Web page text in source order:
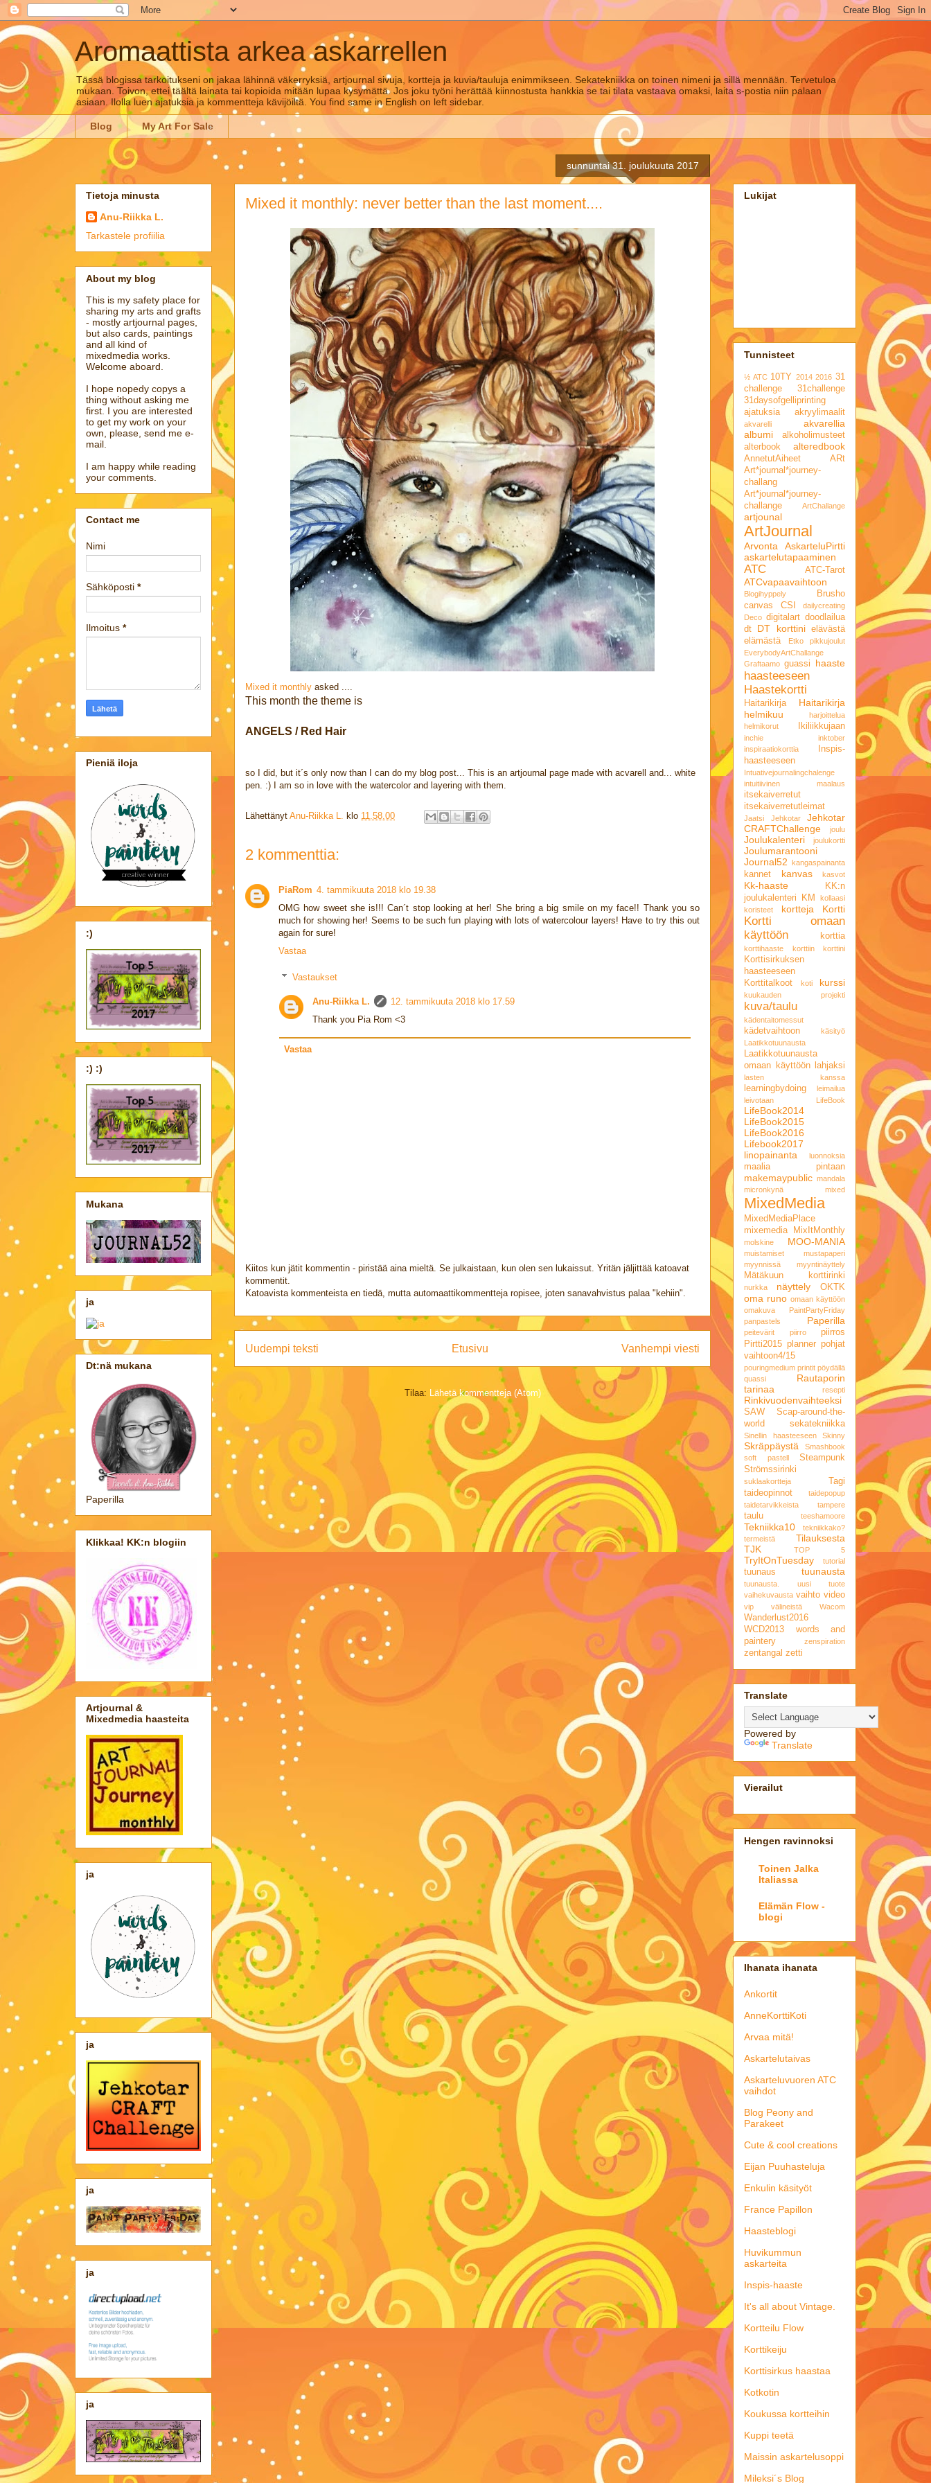
Aromaattista arkea askarrellen
Tässä blogissa tarkoitukseni on jakaa lähinnä väkerryksiä, artjournal sivuja, kortteja ja kuvia/tauluja enimmikseen. Sekatekniikka on toinen nimeni ja sillä mennään. Tervetuloa
mukaan. Toivon, ettei täältä lainata tai kopioida mitään lupaa kysymättä. Jos joku työni herättää kiinnostusta hankkia se tai tilata vastaava omaksi, laita s-postia niin palaan
asiaan. Ilolla luen ajatuksia ja kommentteja kävijöiltä. You find same in English on left sidebar.
Blog My Art For Sale
sunnuntai 31. joulukuuta 2017
Mixed it monthly: never better than the last moment....
Mixed it monthly asked ....
This month the theme is
ANGELS / Red Hair
so I did, but it´s only now than I can do my blog post... This is an artjournal page made with acvarell and... white
pen. :) I am so in love with the watercolor and layering with them.
Lähettänyt Anu-Riikka L. klo 11.58.00
2 kommenttia:
PiaRom 4. tammikuuta 2018 klo 19.38
OMG how sweet she is!!! Can´t stop looking at her! She bring a big smile on my face!! Thank you so
much for showing her! Seems to be such fun playing with lots of watercolour layers! Have to try this out
again for sure!
Vastaa
Vastaukset
Anu-Riikka L.
12. tammikuuta 2018 klo 17.59
Thank you Pia Rom <3
Vastaa
Kiitos kun jätit kommentin - piristää aina mieltä. Se julkaistaan, kun olen sen lukaissut. Yritän jäljittää katoavat
kommentit.
Katoavista kommenteista en tiedä, mutta automaattikommentteja ropisee, joten sanavahvistus palaa "kehiin".
Uudempi teksti Vanhempi viesti
Etusivu
Tilaa: Lähetä kommentteja (Atom)
Tietoja minusta
Anu-Riikka L.
Tarkastele profiilia
About my blog
This is my safety place for
sharing my arts and grafts
- mostly artjournal pages,
but also cards, paintings
and all kind of
mixedmedia works.
Welcome aboard.
I hope nopedy copys a
thing without asking me
first. I you are interested
to get my work on your
own, please, send me e-
mail.
I am happy while reading
your comments.
Contact me
Nimi
Sähköposti *
Ilmoitus *
Pieniä iloja
:)
:) :)
Mukana
ja
Dt:nä mukana
Paperilla
Klikkaa! KK:n blogiin
Artjournal &
Mixedmedia haasteita
ja
ja
ja
ja
ja
Lukijat
Tunnisteet
½ ATC 10TY 2014 2016 31
challenge
31challenge
31daysofgelliprinting
ajatuksia
akryylimaalit
akvarelli
akvarellia
albumi
alkoholimusteet
alterbook
alteredbook
AnnetutAiheet
ARt
Art*journal*journey-
challang
Art*journal*journey-
challange
ArtChallange
artjounal
ArtJournal
Arvonta
AskarteluPirtti
askartelutapaaminen
ATC ATC-Tarot
ATCvapaavaihtoon
Blogihyppely
Brusho
canvas
CSI
dailycreating
Deco digitalart doodlailua
dt
DT korttini elävästä
elämästä
Etko pikkujoulut
EverybodyArtChallange
Graftaamo guassi haaste
haasteeseen
Haastekortti
Haitarikirja
Haitarikirja
helmikuu
harjoittelua
helmikorut
Ikiliikkujaan
inchie
inktober
inspiraatiokorttia
Inspis-
haasteeseen
Intuativejournalingchalenge
intuitiivinen maalaus
itsekaiverretut
itsekaiverretutleimat
Jaatsi Jehkotar
Jehkotar
CRAFTChallenge
joulu
Joulukalenteri joulukortti
Joulumarantooni
Journal52 kangaspainanta
kannet kanvas kasvot
Kk-haaste
KK:n
joulukalenteri
KM
kollaasi
koristeet
kortteja Kortti
Kortti omaan
käyttöön
korttia
korttihaaste korttiin korttini
Korttisirkuksen
haasteeseen
Korttitalkoot
koti kurssi
kuukauden projekti
kuva/taulu
kädentaitomessut
kädetvaihtoon
käsityö
Laatikkotuunausta
Laatikkotuunausta
omaan käyttöön
lahjaksi
lasten kanssa
learningbydoing
leimailua
leivotaan
LifeBook
LifeBook2014
LifeBook2015
LifeBook2016
Lifebook2017
linopainanta
luonnoksia
maalia pintaan
makemaypublic mandala
micronkynä
mixed
MixedMedia
MixedMediaPlace
mixemedia
MixItMonthly
molskine MOO-MANIA
muistamiset
mustapaperi
myynnissä
myyntinäyttely
Mätäkuun korttirinki
nurkka näyttely OKTK
oma runo omaan käyttöön
omakuva
PaintPartyFriday
panpastels
Paperilla
peitevärit piirro
piirros
Pirtti2015 planner pohjat
vaihtoon4/15
pouringmedium printit pöydällä
quassi
Rautaporin
tarinaa
resepti
Rinkivuodenvaihteeksi
SAW
Scap-around-the-
world
sekatekniikka
Sinellin haasteeseen Skinny
Skräppäystä
Smashbook
soft pastell
Steampunk
Strömssirinki
suklaakortteja
Tagi
taideopinnot
taidepopup
taidetarvikkeista
tampere
taulu teeshamoore
Tekniikka10
tekniikkako?
termeistä
Tilauksesta
TJK
TOP 5
TryItOnTuesday tutorial
tuunaus tuunausta
tuunausta.
uusi tuote
vaihekuvausta vaihto video
vip välineistä Wacom
Wanderlust2016
WCD2013
words and
paintery
zenspiration
zentangal zetti
Translate
Powered by
Translate
Vierailut
Hengen ravinnoksi
Toinen Jalka
Italiassa
Elämän Flow -
blogi
Ihanata ihanata
Ankortit
AnneKorttiKoti
Arvaa mitä!
Askartelutaivas
Askarteluvuoren ATC
vaihdot
Blog Peony and
Parakeet
Cute & cool creations
Eijan Puuhasteluja
Enkulin käsityöt
France Papillon
Haasteblogi
Huvikummun
askarteita
Inspis-haaste
It's all about Vintage.
Kortteilu Flow
Korttikeiju
Korttisirkus haastaa
Kotkotin
Koukussa kortteihin
Kuppi teetä
Maissin askartelusoppi
Mileksi´s Blog